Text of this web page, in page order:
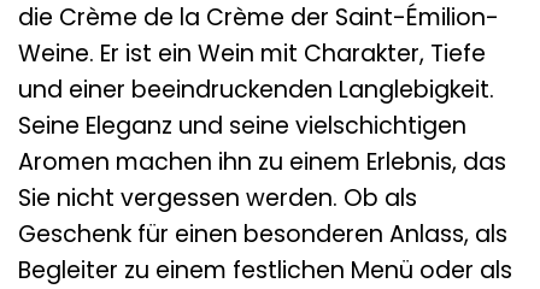
die Crème de la Crème der Saint-Émilion-
Weine. Er ist ein Wein mit Charakter, Tiefe
und einer beeindruckenden Langlebigkeit.
Seine Eleganz und seine vielschichtigen
Aromen machen ihn zu einem Erlebnis, das
Sie nicht vergessen werden. Ob als
Geschenk für einen besonderen Anlass, als
Begleiter zu einem festlichen Menü oder als